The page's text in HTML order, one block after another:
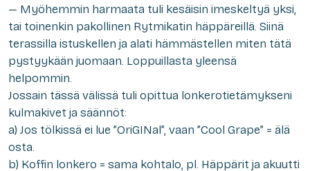
— Myöhemmin harmaata tuli kesäisin imeskeltyä yksi,
tai toinenkin pakollinen Rytmikatin häppäreillä. Siinä
terassilla istuskellen ja alati hämmästellen miten tätä
pystyykään juomaan. Loppuillasta yleensä
helpommin.
Jossain tässä välissä tuli opittua lonkerotietämykseni
kulmakivet ja säännöt:
a) Jos tölkissä ei lue ”OriGINal”, vaan ”Cool Grape” = älä
osta.
b) Koffin lonkero = sama kohtalo, pl. Häppärit ja akuutti